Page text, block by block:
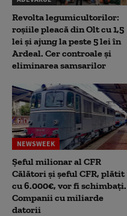
Revolta legumicultorilor:
roșiile pleacă din Olt cu 1,5
lei și ajung la peste 5 lei în
Ardeal. Cer controale și
eliminarea samsarilor
NEWSWEEK
Șeful milionar al CFR
Călători și șeful CFR, plătit
cu 6.000€, vor fi schimbați.
Companii cu miliarde
datorii